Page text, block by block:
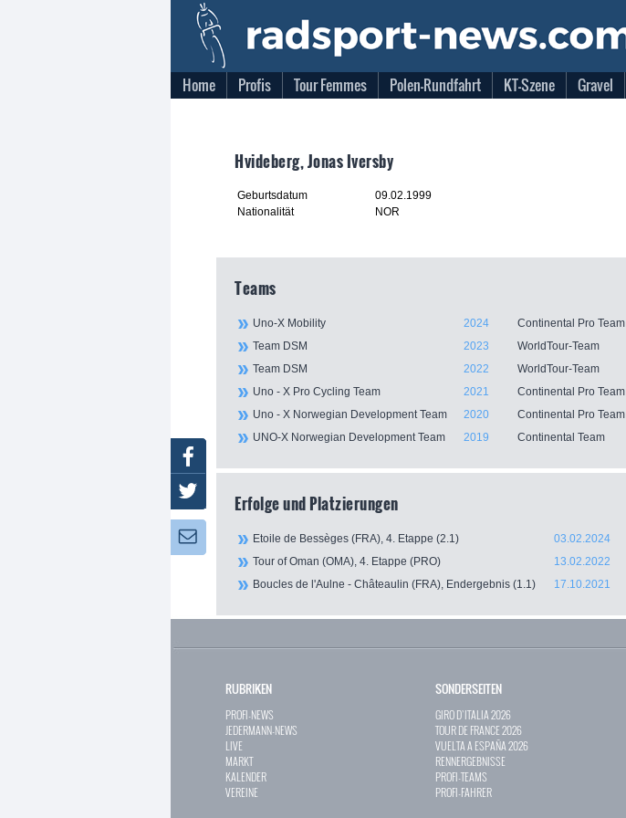
Home Profis Tour Femmes Polen-Rundfahrt KT-Szene Gravel
Hvideberg, Jonas Iversby
Geburtsdatum
09.02.1999
Nationalität
NOR
Teams
Uno-X Mobility 2024
Continental Pro Team
Team DSM
2023
WorldTour-Team
Team DSM
2022
WorldTour-Team
Uno - X Pro Cycling Team
2021
Continental Pro Team
Uno - X Norwegian Development Team
2020
Continental Pro Team
UNO-X Norwegian Development Team
2019 Continental Team
Erfolge und Platzierungen
Etoile de Bessèges (FRA), 4. Etappe (2.1)
03.02.2024
Tour of Oman (OMA), 4. Etappe (PRO)
13.02.2022
Boucles de l'Aulne - Châteaulin (FRA), Endergebnis (1.1)
17.10.2021
Newsletter:
RUBRIKEN
PROFI-NEWS
JEDERMANN-NEWS
LIVE
MARKT
KALENDER
VEREINE
SONDERSEITEN
GIRO D`ITALIA 2026
TOUR DE FRANCE 2026
VUELTA A ESPAÑA 2026
RENNERGEBNISSE
PROFI-TEAMS
PROFI-FAHRER